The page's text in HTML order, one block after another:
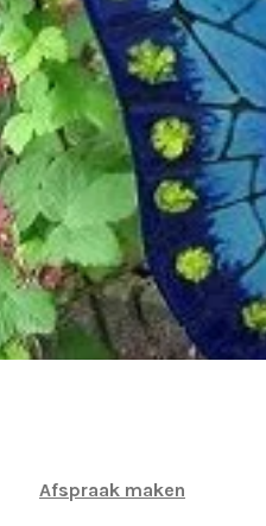
Afspraak maken